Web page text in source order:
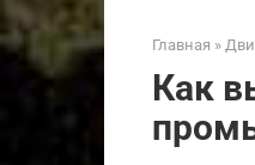
Главная »
Как